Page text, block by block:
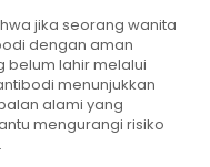
jika seorang wanita
dengan aman
belum lahir melalui
menunjukkan
alami yang
mengurangi risiko